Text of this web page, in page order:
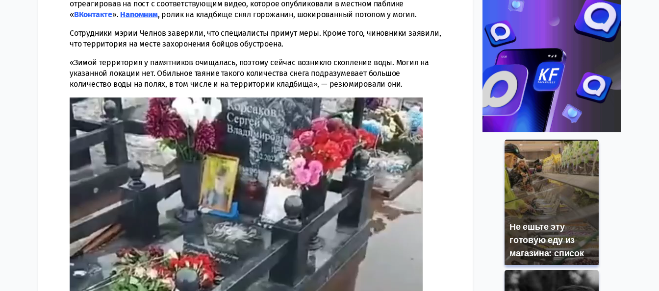
отреагировав на пост с соответствующим видео, которое опубликовали в местном паблике
«ВКонтакте».Напомним, ролик на кладбище снял горожанин, шокированный потопом у могил.
Сотрудники мэрии Челнов заверили, что специалисты примут меры. Кроме того, чиновники заявили,
что территория на месте захоронения бойцов обустроена.
«Зимой территория у памятников очищалась, поэтому сейчас возникло скопление воды. Могил на
указанной локации нет. Обильное таяние такого количества снега подразумевает большое
количество воды на полях, в том числе и на территории кладбища», — резюмировали они.
Видеоплеер
Не ешьте эту
готовую еду из
магазина: список